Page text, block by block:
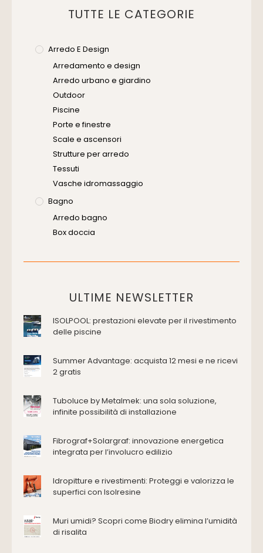
TUTTE LE CATEGORIE
Arredo E Design
Arredamento e design
Arredo urbano e giardino
Outdoor
Piscine
Porte e finestre
Scale e ascensori
Strutture per arredo
Tessuti
Vasche idromassaggio
Bagno
Arredo bagno
Box doccia
Placche di comando per wc
Domotica Ed Impianti Elettrici
Edilizia
Antincendio e sicurezza
Attrezzature manuali
Cappe d'aspirazione
Consolidamento
Deumidificazione
Energie rinnovabili
Ferramenta e fissaggi
Impianti idrici e depurazione
Impianti termici e climatizzazione
ULTIME NEWSLETTER
ISOLPOOL: prestazioni elevate per il rivestimento
delle piscine
Summer Advantage: acquista 12 mesi e ne ricevi
2 gratis
Tuboluce by Metalmek: una sola soluzione,
infinite possibilità di installazione
Fibrograf+Solargraf: innovazione energetica
integrata per l’involucro edilizio
Idropitture e rivestimenti: Proteggi e valorizza le
superfici con Isolresine
Muri umidi? Scopri come Biodry elimina l’umidità
di risalita